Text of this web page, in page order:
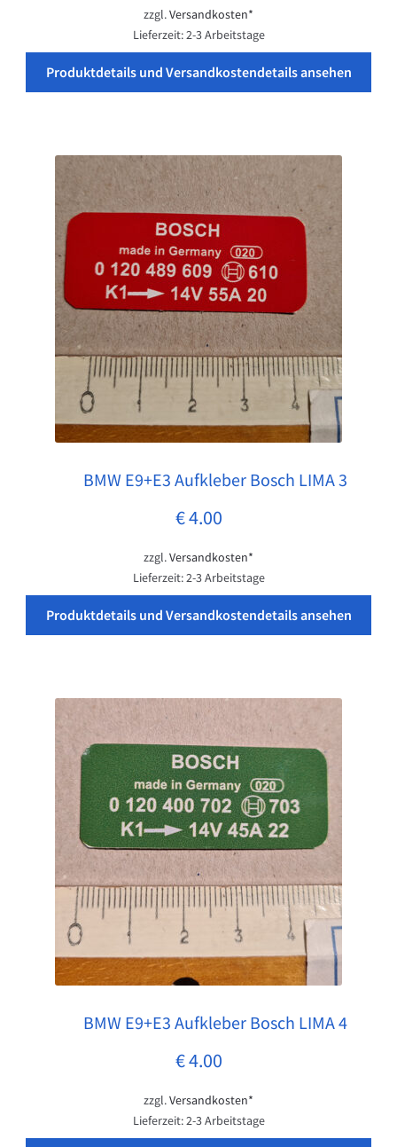
zzgl.Versandkosten*
Lieferzeit:2-3 Arbeitstage
Produktdetails und Versandkostendetails ansehen
BMW E9+E3 Aufkleber Bosch LIMA 3
€4.00
zzgl.Versandkosten*
Lieferzeit:2-3 Arbeitstage
Produktdetails und Versandkostendetails ansehen
BMW E9+E3 Aufkleber Bosch LIMA 4
€4.00
zzgl.Versandkosten*
Lieferzeit:2-3 Arbeitstage